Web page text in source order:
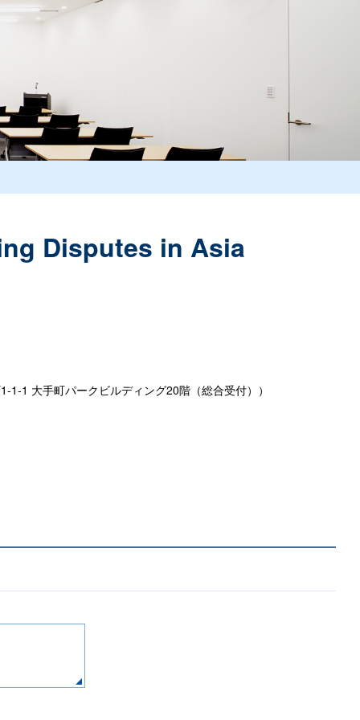
Disputes in Asia
1 大手町パークビルディング20階（総合受付））